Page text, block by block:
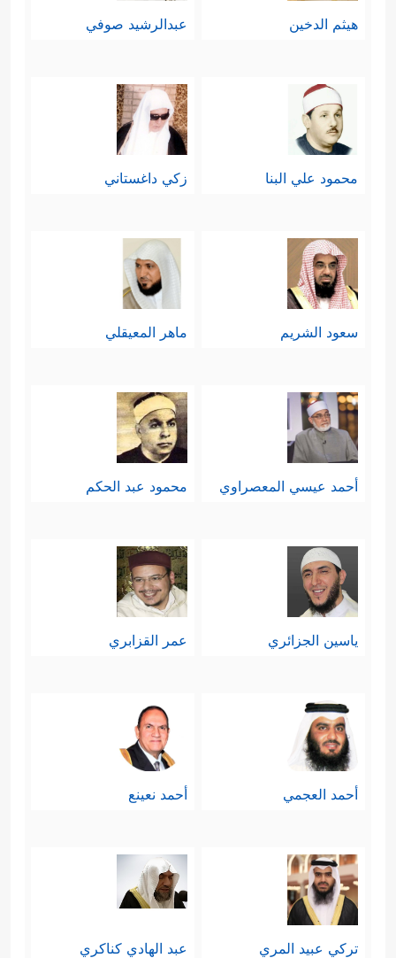
هيثم الدخين عبدالرشيد صوفي
محمود علي البنا زكي داغستاني
سعود الشريم ماهر المعيقلي
أحمد عيسي المعصراوي محمود عبد الحكم
ياسين الجزائري عمر القزابري
أحمد العجمي أحمد نعينع
تركي عبيد المري عبد الهادي كناكري